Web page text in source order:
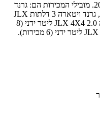
100 רכבי סוזוקי ויטארה נמכרו בשנת 2000. מובילי המכירות הם: גרנד
ויטארה JLX 4X4 2.0 ליטר (60 מכירות), גרנד ויטארה 3 דלתות JLX
4X4 1.6 ליטר (26 מכירות), גרנד ויטארה JLX 4X4 2.0 ליטר ידני (8